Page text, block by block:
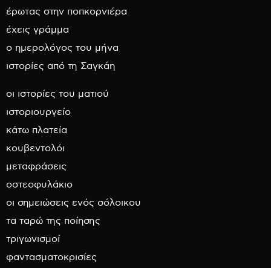
έρωτας στην ποπκορνιέρα
έχεις γράμμα
ο ημερολόγος του μήνα
ιστορίες από τη Σαγκάη
οι ιστορίες του ματιού
ιστοριουργείο
κάτω πλατεία
κουβεντολόι
μεταφράσεις
οστεοφυλάκιο
οι σημειώσεις ενός σόλοικου
τα ταρώ της ποίησης
τριγωνισμοί
φαντασματοκρισίες